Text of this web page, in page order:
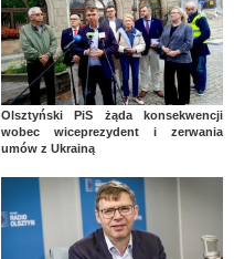
Olsztyński PiS żąda konsekwencji
wobec wiceprezydent i zerwania
umów z Ukrainą